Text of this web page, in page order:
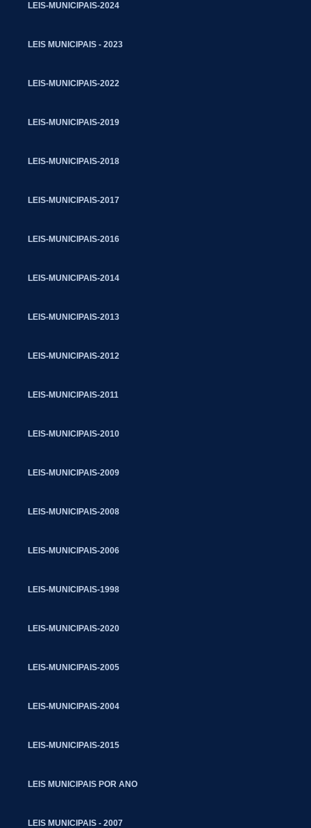
LEIS-MUNICIPAIS-2024
LEIS MUNICIPAIS - 2023
LEIS-MUNICIPAIS-2022
LEIS-MUNICIPAIS-2019
LEIS-MUNICIPAIS-2018
LEIS-MUNICIPAIS-2017
LEIS-MUNICIPAIS-2016
LEIS-MUNICIPAIS-2014
LEIS-MUNICIPAIS-2013
LEIS-MUNICIPAIS-2012
LEIS-MUNICIPAIS-2011
LEIS-MUNICIPAIS-2010
LEIS-MUNICIPAIS-2009
LEIS-MUNICIPAIS-2008
LEIS-MUNICIPAIS-2006
LEIS-MUNICIPAIS-1998
LEIS-MUNICIPAIS-2020
LEIS-MUNICIPAIS-2005
LEIS-MUNICIPAIS-2004
LEIS-MUNICIPAIS-2015
LEIS MUNICIPAIS POR ANO
LEIS MUNICIPAIS - 2007